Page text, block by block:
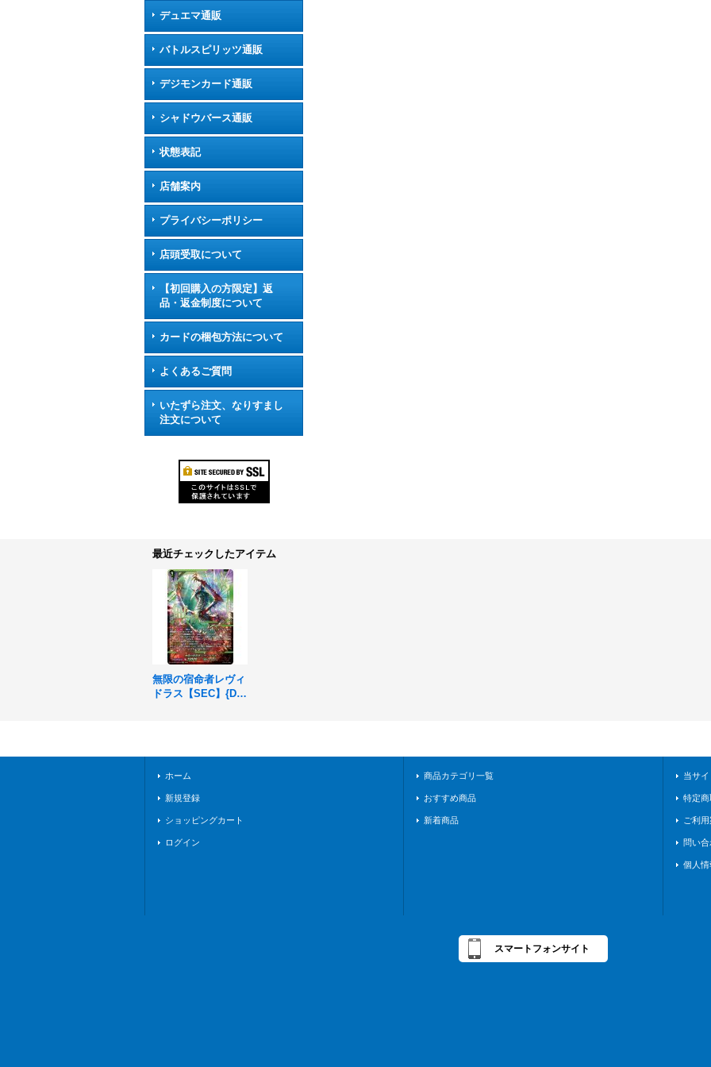
デュエマ通販
バトルスピリッツ通販
デジモンカード通販
シャドウバース通販
状態表記
店舗案内
プライバシーポリシー
店頭受取について
【初回購入の方限定】返
品・返金制度について
カードの梱包方法について
よくあるご質問
いたずら注文、なりすまし
注文について
最近チェックしたアイテム
無限の宿命者レヴィ
ドラス【SEC】{DZ-
ホーム
新規登録
ショッピングカート
ログイン
商品カテゴリ一覧
おすすめ商品
新着商品
当サ
特定
ご利
問い合
個人
スマートフォンサイト